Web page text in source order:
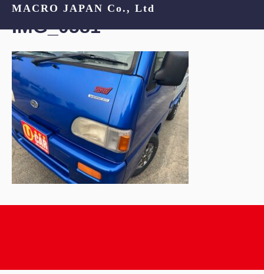
MACRO JAPAN Co., Ltd
IMG_0581